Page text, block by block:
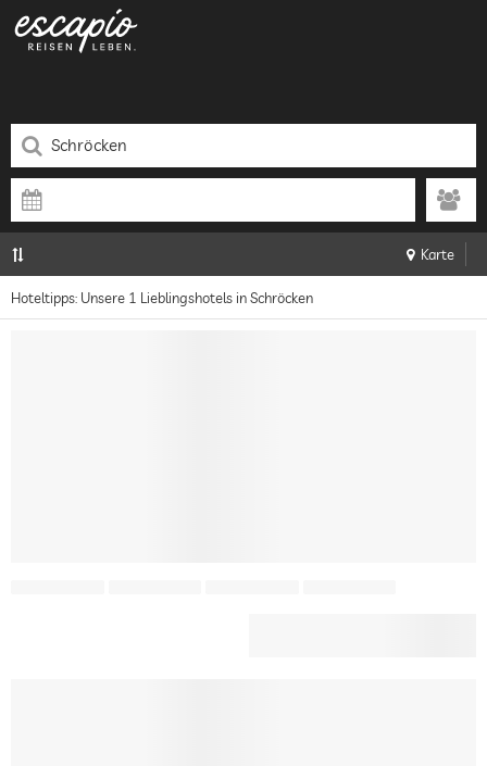
Karte
Hoteltipps: Unsere 1 Lieblingshotels in Schröcken